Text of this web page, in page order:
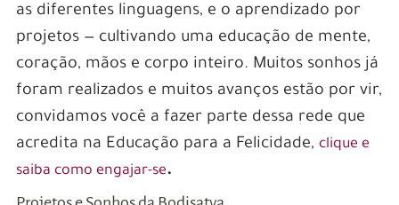
as diferentes linguagens, e o aprendizado por
projetos — cultivando uma educação de mente,
coração, mãos e corpo inteiro. Muitos sonhos já
foram realizados e muitos avanços estão por vir,
convidamos você a fazer parte dessa rede que
acredita na Educação para a Felicidade, clique e
saiba como engajar-se.